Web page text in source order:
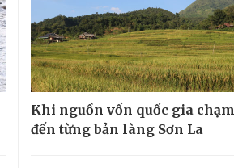
Khi nguồn vốn quốc gia chạm
đến từng bản làng Sơn La